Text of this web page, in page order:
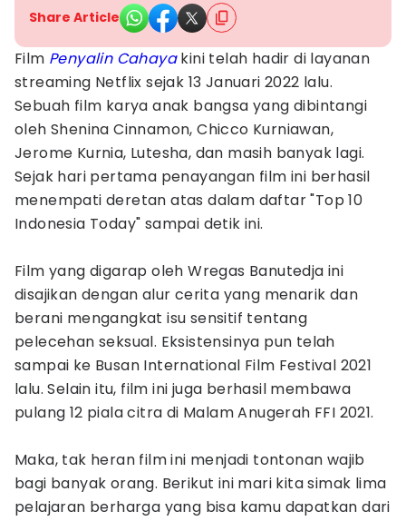
Share Article
Film Penyalin Cahayakini telah hadir di layanan
streaming Netflix sejak 13 Januari 2022 lalu.
Sebuah film karya anak bangsa yang dibintangi
oleh Shenina Cinnamon, Chicco Kurniawan,
Jerome Kurnia, Lutesha, dan masih banyak lagi.
Sejak hari pertama penayangan film ini berhasil
menempati deretan atas dalam daftar "Top 10
Indonesia Today" sampai detik ini.
Film yang digarap oleh Wregas Banutedja ini
disajikan dengan alur cerita yang menarik dan
berani mengangkat isu sensitif tentang
pelecehan seksual. Eksistensinya pun telah
sampai ke Busan International Film Festival 2021
lalu. Selain itu, film ini juga berhasil membawa
pulang 12 piala citra di Malam Anugerah FFI 2021.
Maka, tak heran film ini menjadi tontonan wajib
bagi banyak orang. Berikut ini mari kita simak lima
pelajaran berharga yang bisa kamu dapatkan dari